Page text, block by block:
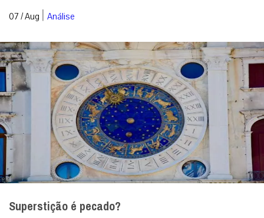
07 / Aug | Análise
Superstição é pecado?